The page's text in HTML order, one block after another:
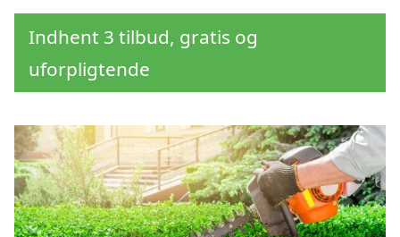
Indhent 3 tilbud, gratis og
uforpligtende